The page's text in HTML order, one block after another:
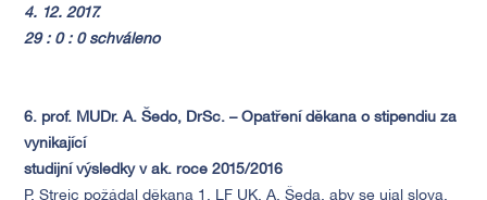
4. 12. 2017.
29 : 0 : 0 schváleno
6. prof. MUDr. A. Šedo, DrSc. – Opatření děkana o stipendiu za
vynikající
studijní výsledky v ak. roce 2015/2016
P. Strejc požádal děkana 1. LF UK, A. Šeda, aby se ujal slova.